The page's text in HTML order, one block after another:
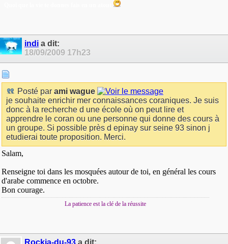
indi a dit:
18/09/2009 17h23
Posté par ami wague
je souhaite enrichir mer connaissances coraniques. Je suis
donc à la recherche d une école où on peut lire et
apprendre le coran ou une personne qui donne des cours à
un groupe. Si possible près d epinay sur seine 93 sinon j
etudierai toute proposition. Merci.
Salam,
Renseigne toi dans les mosquées autour de toi, en général les cours
d'arabe commence en octobre.
Bon courage.
La patience est la clé de la réussite